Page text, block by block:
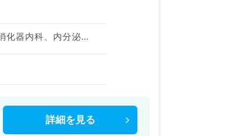
神経内科、一般内科、循環器内科、呼吸器内科、消化器内科、内分泌・代謝内科、腎臓内科、老年内科、血液内科
詳細を 見る